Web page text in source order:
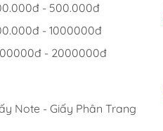
- 500.000đ
- 1000000đ
- 2000000đ
Note - Giấy Phân Trang